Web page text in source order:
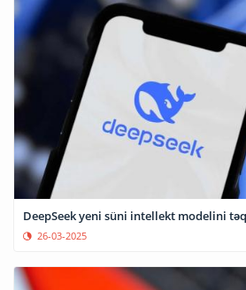
DeepSeek yeni süni intellekt modelini
26-03-2025